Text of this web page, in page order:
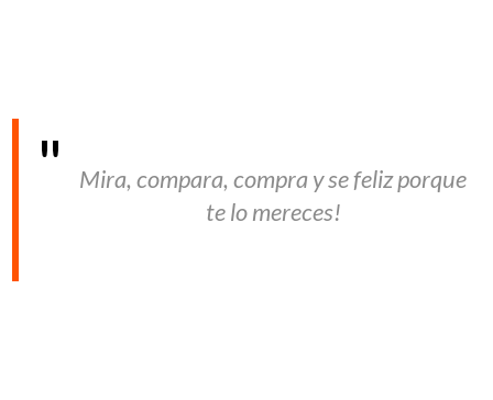
Mira, compara, compra y se feliz porque
te lo mereces!